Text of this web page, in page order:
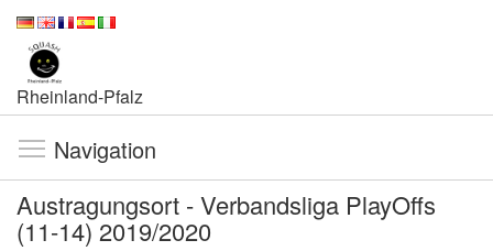
Rheinland-Pfalz
Navigation
Austragungsort - Verbandsliga PlayOffs
(11-14) 2019/2020